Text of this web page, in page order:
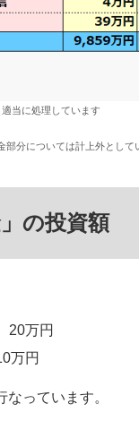
当に処理しています
分については計上外として
の投資額
20万円
万円
っています。